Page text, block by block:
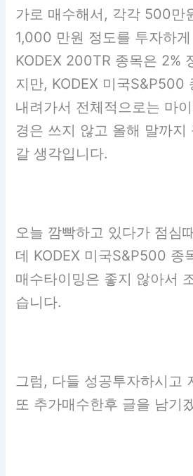
가로 매수해서, 각각 500만
1,000 만원 정도를 투자하
KODEX 200TR 종목은 2%
지만, KODEX 미국S&P500
내려가서 전체적으로는 마
경은 쓰지 않고 올해 말까지
갈 생각입니다.
오늘 깜빡하고 있다가 점심
데 KODEX 미국S&P500 종
매수타이밍은 좋지 않아서
습니다.
그럼, 다들 성공투자하시고
또 추가매수한후 글을 남기